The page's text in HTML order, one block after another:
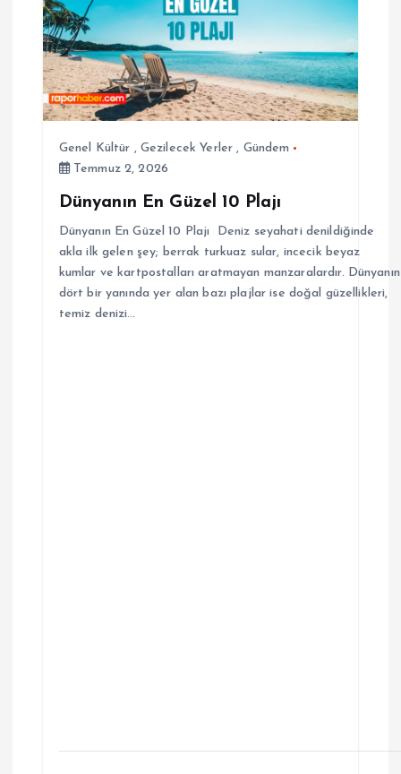
Genel Kültür , Gezilecek Yerler , Gündem
Temmuz 2, 2026
Dünyanın En Güzel 10 Plajı
Dünyanın En Güzel 10 Plajı Deniz seyahati denildiğinde
akla ilk gelen şey; berrak turkuaz sular, incecik beyaz
kumlar ve kartpostalları aratmayan manzaralardır. Dünyanın
dört bir yanında yer alan bazı plajlar ise doğal güzellikleri,
temiz denizi…